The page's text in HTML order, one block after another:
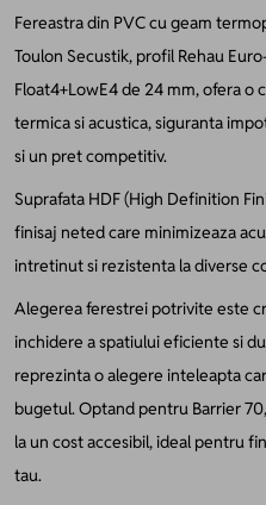
Fereastra din PVC cu geam
Toulon Secustik, profil Rehau
Float4+LowE4 de 24 mm, ofera o
termica si acustica, siguranta
si un pret competitiv.
Suprafata HDF (High Definition
finisaj neted care minimizeaza
intretinut si rezistenta la diverse
Alegerea ferestrei potrivite este
inchidere a spatiului eficiente si
reprezinta o alegere inteleapta
bugetul. Optand pentru Barrier
la un cost accesibil, ideal pentru
tau.